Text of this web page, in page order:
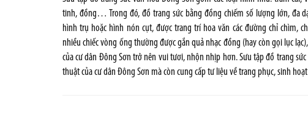
tinh, đồng… Trong đó, đồ trang sức bằng đồng chiếm số lượng lớn, đa
hình trụ hoặc hình nón cụt, được trang trí hoa văn các đường chỉ chìm,
nhiều chiếc vòng ống thường được gắn quả nhạc đồng (hay còn gọi lục
của cư dân Đông Sơn trở nên vui tươi, nhộn nhịp hơn. Sưu tập đồ trang
thuật của cư dân Đông Sơn mà còn cung cấp tư liệu về trang phục, sinh